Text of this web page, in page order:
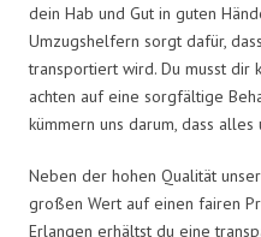
dein Hab und Gut in guten
Umzugshelfern sorgt dafür,
transportiert wird. Du musst dir
achten auf eine sorgfältige
kümmern uns darum, dass
Neben der hohen Qualität
großen Wert auf einen fairen
Erlangen erhältst du eine